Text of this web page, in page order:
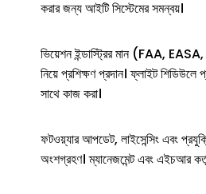
করার জন্য আইটি সিস্টেমের সমন্বয়।
ভিয়েশন ইন্ডাস্ট্রির মান (FAA,
নিয়ে প্রশিক্ষণ প্রদান। ফ্লাইট
সাথে কাজ করা।
ফটওয়্যার আপডেট, লাইসেন্সিং এবং
অংশগ্রহণ। ম্যানেজমেন্ট এবং এইচআর